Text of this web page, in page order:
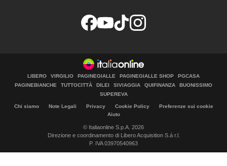
LIBERO VIRGILIO PAGINEGIALLE PAGINEGIALLE SHOP
PGCASA
PAGINEBIANCHE
TUTTOCITTÀ DILEI SIVIAGGIA QUIFINANZA
BUONISSIMO
SUPEREVA
Chi siamo Note Legali Privacy Cookie Policy
Preferenze sui cookie
Aiuto
© Italiaonline S.p.A. 2026
Direzione e coordinamento di Libero Acquisition S.á r.l.
P. IVA 03970540963